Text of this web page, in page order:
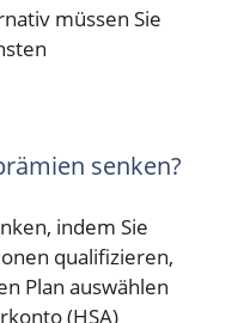
müssen Sie
senken?
indem Sie
qualifizieren,
Plan auswählen
(HSA)